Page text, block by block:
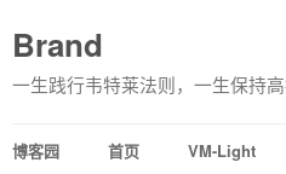
Brand
一生践行韦特莱法则，一生保持
博客园 首页 VM-Light